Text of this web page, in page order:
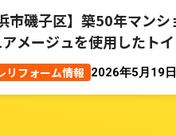
市磯子区】築50年マンシ
メージュを使用したト
事例
リフォーム情報 2026年5月19日